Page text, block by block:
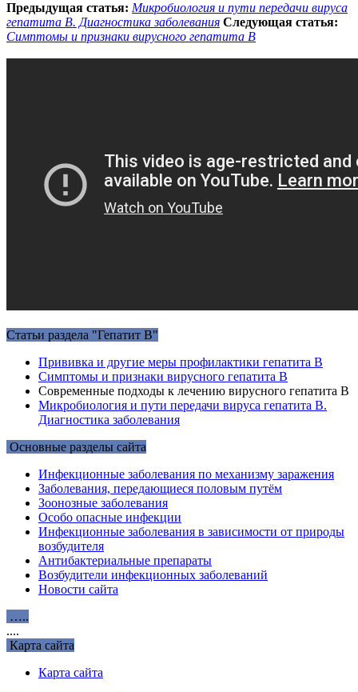
Предыдущая статья: Микробиология и пути передачи вируса
гепатита В. Диагностика заболевания Следующая статья:
Симптомы и признаки вирусного гепатита В
Статьи раздела "Гепатит В"
Прививка и другие меры профилактики гепатита В
Симптомы и признаки вирусного гепатита В
Современные подходы к лечению вирусного гепатита В
Микробиология и пути передачи вируса гепатита В.
Диагностика заболевания
Основные разделы сайта
Инфекционные заболевания по механизму заражения
Заболевания, передающиеся половым путём
Зоонозные заболевания
Особо опасные инфекции
Инфекционные заболевания в зависимости от природы
возбудителя
Антибактериальные препараты
Возбудители инфекционных заболеваний
Новости сайта
…..
....
Карта сайта
Карта сайта